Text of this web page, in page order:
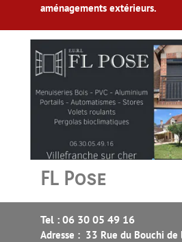
aménagements extérieurs.
FL Pose
Tel : 06 30 05 49 16
Adresse : 33 Rue du Bouchi de